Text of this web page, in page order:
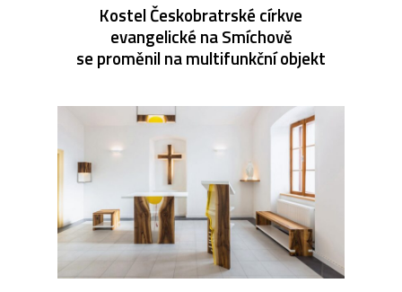
Kostel Českobratrské církve
evangelické na Smíchově
se proměnil na multifunkční objekt